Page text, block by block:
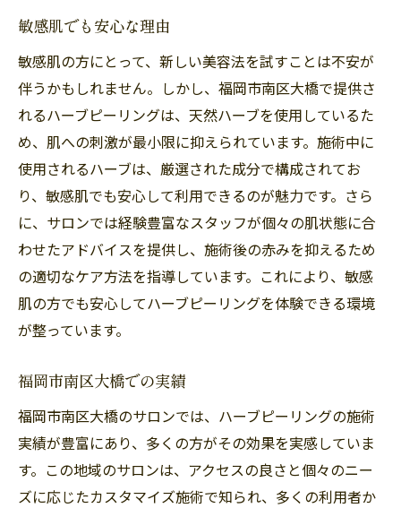
敏感肌でも安心な理由
敏感肌の方にとって、新しい美容法を試すことは不安が
伴うかもしれません。しかし、福岡市南区大橋で提供さ
れるハーブピーリングは、天然ハーブを使用しているた
め、肌への刺激が最小限に抑えられています。施術中に
使用されるハーブは、厳選された成分で構成されてお
り、敏感肌でも安心して利用できるのが魅力です。さら
に、サロンでは経験豊富なスタッフが個々の肌状態に合
わせたアドバイスを提供し、施術後の赤みを抑えるため
の適切なケア方法を指導しています。これにより、敏感
肌の方でも安心してハーブピーリングを体験できる環境
が整っています。
福岡市南区大橋での実績
福岡市南区大橋のサロンでは、ハーブピーリングの施術
実績が豊富にあり、多くの方がその効果を実感していま
す。この地域のサロンは、アクセスの良さと個々のニー
ズに応じたカスタマイズ施術で知られ、多くの利用者か